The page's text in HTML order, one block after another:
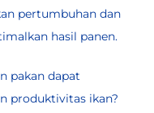
pertumbuhan dan
hasil panen.
pakan dapat
produktivitas ikan?